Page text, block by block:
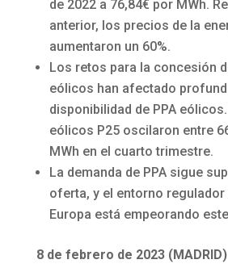
de 2022 a 76,84€ por MWh.
anterior, los precios de la
aumentaron un 60%.
Los retos para la concesión
eólicos han afectado
disponibilidad de PPA
eólicos P25 oscilaron entre
MWh en el cuarto trimestre.
La demanda de PPA sigue
oferta, y el entorno
Europa está empeorando
8 de febrero de 2023